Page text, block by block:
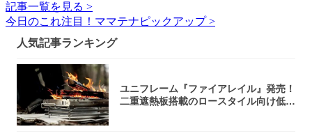
記事一覧を見る >
今日のこれ注目！ママテナピックアップ >
人気記事ランキング
ユニフレーム『ファイアレイル』発売！
二重遮熱板搭載のロースタイル向け低型